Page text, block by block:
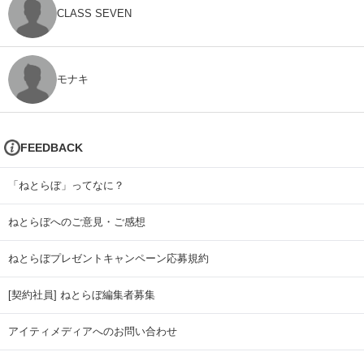
CLASS SEVEN
モナキ
FEEDBACK
「ねとらぼ」ってなに？
ねとらぼへのご意見・ご感想
ねとらぼプレゼントキャンペーン応募規約
[契約社員] ねとらぼ編集者募集
アイティメディアへのお問い合わせ